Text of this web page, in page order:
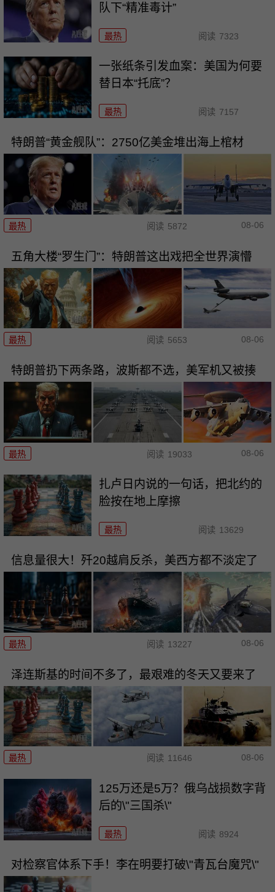
队下“精准毒计”
最热 阅读 7323
一张纸条引发血案：美国为何要
替日本“托底”？
最热 阅读 7157
特朗普“黄金舰队”：2750亿美金堆出海上棺材
最热 阅读 5872 08-06
五角大楼“罗生门”：特朗普这出戏把全世界演懵
最热 阅读 5653 08-06
特朗普扔下两条路，波斯都不选，美军机又被揍
最热 阅读 19033 08-06
扎卢日内说的一句话，把北约的
脸按在地上摩擦
最热 阅读 13629
信息量很大！歼20越肩反杀，美西方都不淡定了
最热 阅读 13227 08-06
泽连斯基的时间不多了，最艰难的冬天又要来了
最热 阅读 11646 08-06
125万还是5万？俄乌战损数字背
后的\"三国杀\"
最热 阅读 8924
对检察官体系下手！李在明要打破\"青瓦台魔咒\"